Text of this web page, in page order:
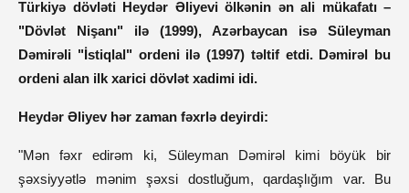
Türkiyə dövləti Heydər Əliyevi ölkənin ən ali mükafatı –
"Dövlət Nişanı" ilə (1999), Azərbaycan isə Süleyman
Dəmirəli "İstiqlal" ordeni ilə (1997) təltif etdi. Dəmirəl bu
ordeni alan ilk xarici dövlət xadimi idi.
Heydər Əliyev hər zaman fəxrlə deyirdi:
"Mən fəxr edirəm ki, Süleyman Dəmirəl kimi böyük bir
şəxsiyyətlə mənim şəxsi dostluğum, qardaşlığım var. Bu